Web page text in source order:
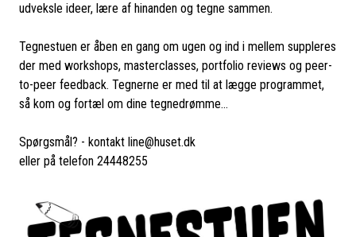
udveksle ideer, lære af hinanden og tegne sammen.
Tegnestuen er åben en gang om ugen og ind i mellem suppleres
der med workshops, masterclasses, portfolio reviews og peer-
to-peer feedback. Tegnerne er med til at lægge programmet,
så kom og fortæl om dine tegnedrømme...
Spørgsmål? - kontakt line@huset.dk
eller på telefon 24448255